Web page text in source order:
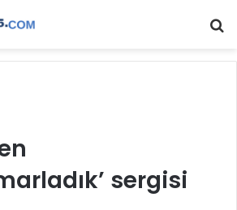
sergisi